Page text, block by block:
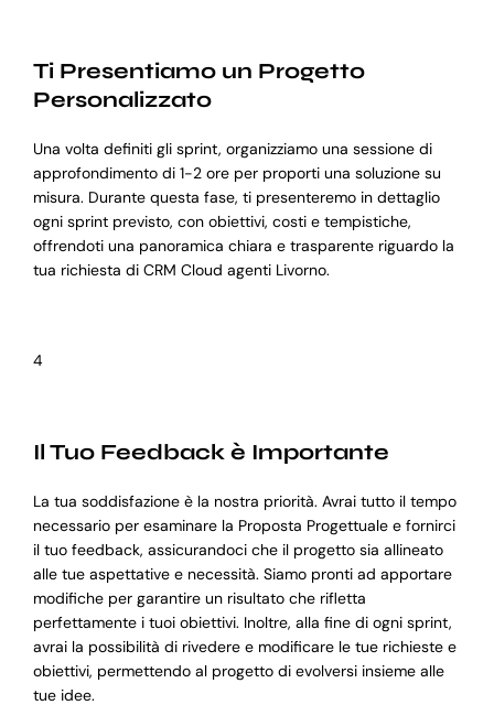
Ti Presentiamo un Progetto
Personalizzato
Una volta definiti gli sprint, organizziamo una sessione di
approfondimento di 1-2 ore per proporti una soluzione su
misura. Durante questa fase, ti presenteremo in dettaglio
ogni sprint previsto, con obiettivi, costi e tempistiche,
offrendoti una panoramica chiara e trasparente riguardo la
tua richiesta di CRM Cloud agenti Livorno.
4
Il Tuo Feedback è Importante
La tua soddisfazione è la nostra priorità. Avrai tutto il tempo
necessario per esaminare la Proposta Progettuale e fornirci
il tuo feedback, assicurandoci che il progetto sia allineato
alle tue aspettative e necessità. Siamo pronti ad apportare
modifiche per garantire un risultato che rifletta
perfettamente i tuoi obiettivi. Inoltre, alla fine di ogni sprint,
avrai la possibilità di rivedere e modificare le tue richieste e
obiettivi, permettendo al progetto di evolversi insieme alle
tue idee.